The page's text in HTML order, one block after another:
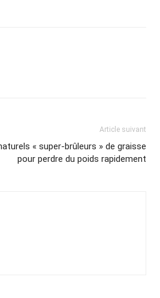
Article suivant
« super-brûleurs » de graisse
pour perdre du poids rapidement